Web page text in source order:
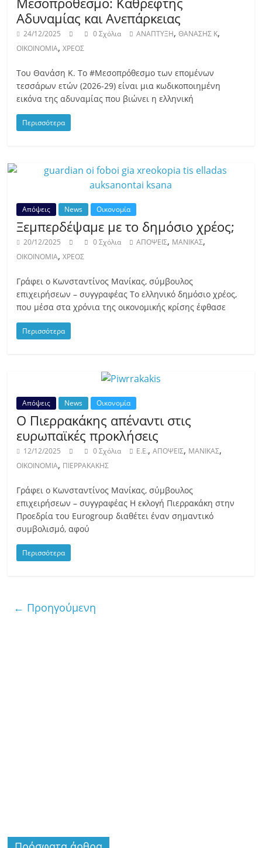
Αδυναμίας και Ανεπάρκειας
24/12/2025 0 Σχόλια ΑΝΑΠΤΥΞΗ,ΘΑΝΑΣΗΣ Κ,
ΟΙΚΟΙΝΟΜΙΑ,ΧΡΕΟΣ
Του Θανάση Κ. Το #Μεσοπρόθεσμο των επομένων
τεσσάρων ετών (2026-29) είναι μια κωδικοποιημένη
εικόνα της αδυναμίας που βιώνει η ελληνική
Περισσότερα
Απόψεις News Οικονομία
Ξεμπερδέψαμε με το δημόσιο χρέος;
20/12/2025 0 Σχόλια ΑΠΟΨΕΙΣ, ΜΑΝΙΚΑΣ,
ΟΙΚΟΙΝΟΜΙΑ,ΧΡΕΟΣ
Γράφει ο Κωνσταντίνος Μανίκας, σύμβουλος
επιχειρήσεων – συγγραφέας Το ελληνικό δημόσιο χρέος,
που μέσα στα χρόνια της οικονομικής κρίσης έφθασε
Περισσότερα
Απόψεις News Οικονομία
Ο Πιερρακάκης απέναντι στις
ευρωπαϊκές προκλήσεις
12/12/2025 0 Σχόλια E.E.,ΑΠΟΨΕΙΣ, ΜΑΝΙΚΑΣ,
ΟΙΚΟΙΝΟΜΙΑ, ΠΙΕΡΡΑΚΑΚΗΣ
Γράφει ο Κωνσταντίνος Μανίκας, σύμβουλος
επιχειρήσεων – συγγραφέας Η εκλογή Πιερρακάκη στην
Προεδρία του Eurogroup διαθέτει έναν σημαντικό
συμβολισμό, αφού
Περισσότερα
← Προηγούμενη